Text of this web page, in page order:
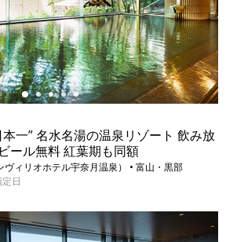
一” 名水名湯の温泉リゾート 飲み放
ール無料 紅葉期も同額
ィリオホテル宇奈月温泉） • 富山・黒部
日